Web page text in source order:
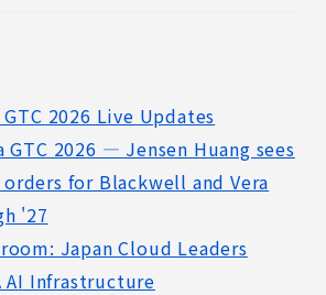
2026 Live Updates
GTC 2026 — Jensen Huang sees
for Blackwell and Vera
'27
Japan Cloud Leaders
AI Infrastructure